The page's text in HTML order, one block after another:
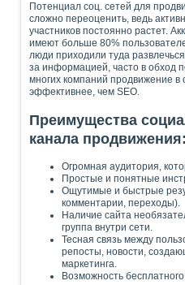
Потенциал соц. сетей для
сложно переоценить, ведь
участников постоянно растет.
имеют больше 80%
люди приходили туда
за информацией, часто в обход
многих компаний продвижение в
эффективнее, чем SEO.
Преимущества
канала продвижения:
Огромная аудитория,
Простые и понятные
Ощутимые и быстрые
комментарии, переходы).
Наличие сайта
группа внутри сети.
Тесная связь между
репосты, новости,
маркетинга.
Возможность